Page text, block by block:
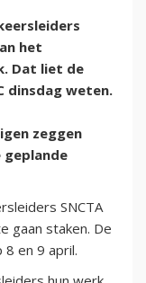
het
Dat liet de
dinsdag weten.
zeggen
SNCTA
gaan staken. De
en 9 april.